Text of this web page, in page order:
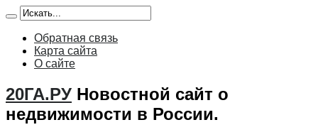
Обратная связь
Карта сайта
О сайте
20ГА.РУ Новостной сайт о
недвижимости в России.